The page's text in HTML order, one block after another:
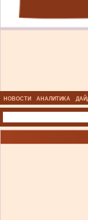
НОВОСТИ АНАЛИТИКА